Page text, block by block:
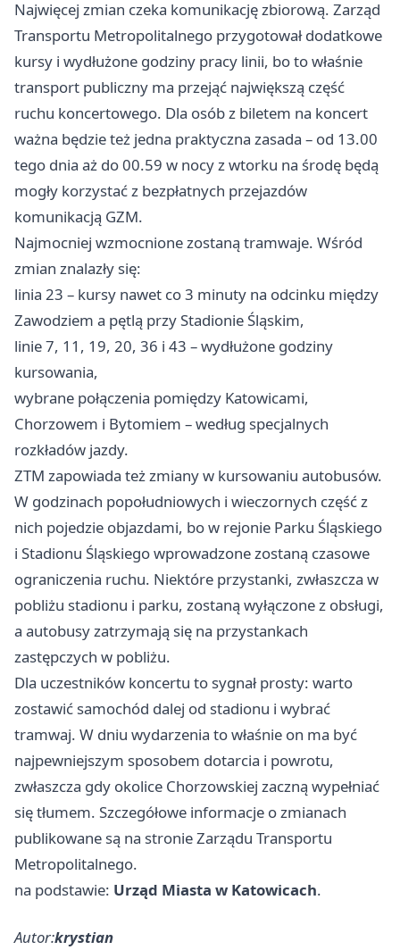
Najwięcej zmian czeka komunikację zbiorową. Zarząd
Transportu Metropolitalnego przygotował dodatkowe
kursy i wydłużone godziny pracy linii, bo to właśnie
transport publiczny ma przejąć największą część
ruchu koncertowego. Dla osób z biletem na koncert
ważna będzie też jedna praktyczna zasada – od 13.00
tego dnia aż do 00.59 w nocy z wtorku na środę będą
mogły korzystać z bezpłatnych przejazdów
komunikacją GZM.
Najmocniej wzmocnione zostaną tramwaje. Wśród
zmian znalazły się:
linia 23 – kursy nawet co 3 minuty na odcinku między
Zawodziem a pętlą przy Stadionie Śląskim,
linie 7, 11, 19, 20, 36 i 43 – wydłużone godziny
kursowania,
wybrane połączenia pomiędzy Katowicami,
Chorzowem i Bytomiem – według specjalnych
rozkładów jazdy.
ZTM zapowiada też zmiany w kursowaniu autobusów.
W godzinach popołudniowych i wieczornych część z
nich pojedzie objazdami, bo w rejonie Parku Śląskiego
i Stadionu Śląskiego wprowadzone zostaną czasowe
ograniczenia ruchu. Niektóre przystanki, zwłaszcza w
pobliżu stadionu i parku, zostaną wyłączone z obsługi,
a autobusy zatrzymają się na przystankach
zastępczych w pobliżu.
Dla uczestników koncertu to sygnał prosty: warto
zostawić samochód dalej od stadionu i wybrać
tramwaj. W dniu wydarzenia to właśnie on ma być
najpewniejszym sposobem dotarcia i powrotu,
zwłaszcza gdy okolice Chorzowskiej zaczną wypełniać
się tłumem. Szczegółowe informacje o zmianach
publikowane są na stronie Zarządu Transportu
Metropolitalnego.
na podstawie: Urząd Miasta w Katowicach.
Autor:krystian